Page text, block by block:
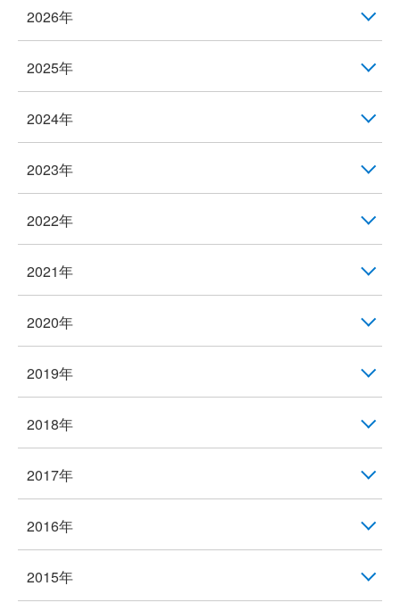
2026年
2025年
2024年
2023年
2022年
2021年
2020年
2019年
2018年
2017年
2016年
2015年